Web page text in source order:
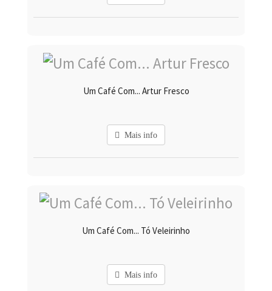
Um Café Com... Artur Fresco
Mais info
Um Café Com... Tó Veleirinho
Mais info